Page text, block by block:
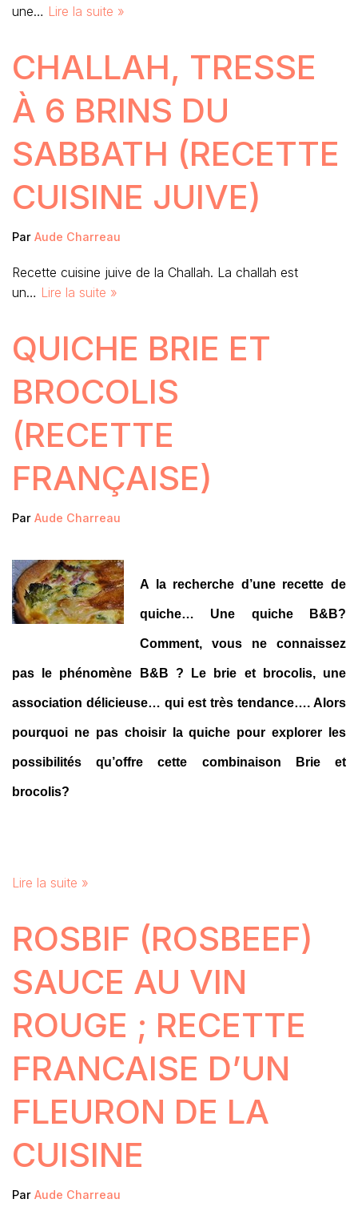
une… Lire la suite »
CHALLAH, TRESSE
À 6 BRINS DU
SABBATH (RECETTE
CUISINE JUIVE)
Par Aude Charreau
Recette cuisine juive de la Challah. La challah est
un… Lire la suite »
QUICHE BRIE ET
BROCOLIS
(RECETTE
FRANÇAISE)
Par Aude Charreau
A la recherche d’une recette de
quiche… Une quiche B&B?
Comment, vous ne connaissez
pas le phénomène B&B ? Le brie et brocolis, une
association délicieuse… qui est très tendance…. Alors
pourquoi ne pas choisir la quiche pour explorer les
possibilités qu’offre cette combinaison Brie et
brocolis?
Lire la suite »
ROSBIF (ROSBEEF)
SAUCE AU VIN
ROUGE ; RECETTE
FRANCAISE D’UN
FLEURON DE LA
CUISINE
Par Aude Charreau